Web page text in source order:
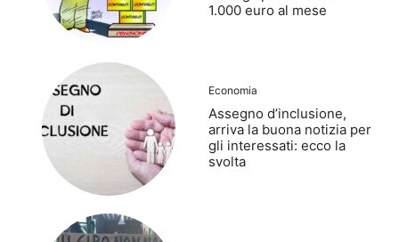
1.000 euro al mese
Economia
Assegno d’inclusione,
arriva la buona notizia per
gli interessati: ecco la
svolta